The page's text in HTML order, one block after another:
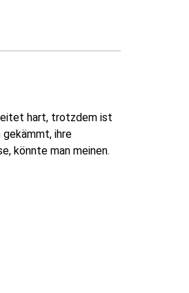
hart, trotzdem ist
ihre
könnte man meinen.